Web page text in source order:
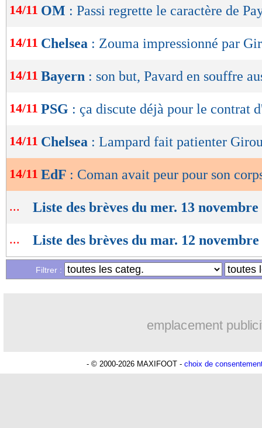
de
OK
14/11 OM : Passi regrette le caractère de
14/11 Chelsea : Zouma impressionné par
14/11 Bayern : son but, Pavard en souffre
14/11 PSG : ça discute déjà pour le contrat
14/11 Chelsea : Lampard fait patienter
14/11 EdF : Coman avait peur pour son
... Liste des brèves du mer. 13 novembre
... Liste des brèves du mar. 12 novembre
Filtrer :
emplacement
- © 2000-2026 MAXIFOOT - choix de